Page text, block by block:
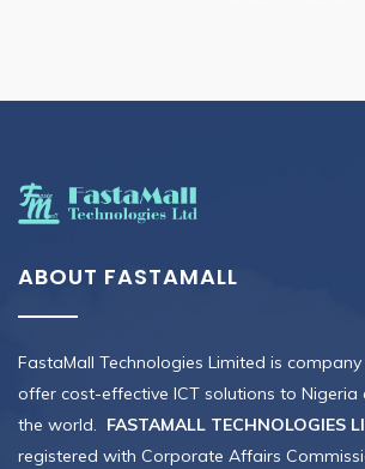
ABOUT FASTAMALL
FastaMall Technologies Limited is
offer cost-effective ICT solutions to
the world. FASTAMALL TECHNOLOGIES
registered with Corporate Affairs